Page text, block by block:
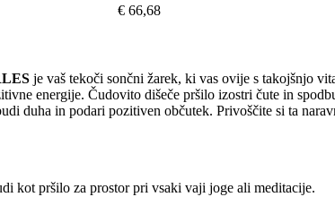
€ 66,68
je vaš tekoči sončni žarek, ki vas ovije s takojšnjo
energije. Čudovito dišeče pršilo izostri čute in
duha in podari pozitiven občutek. Privoščite si ta
kot pršilo za prostor pri vsaki vaji joge ali meditacije.